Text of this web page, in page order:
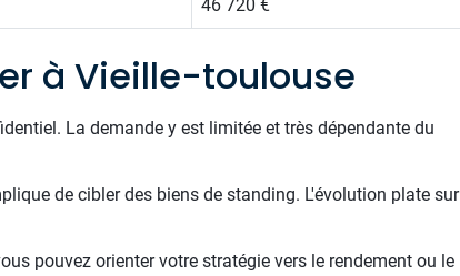
46 720 €
à Vieille-toulouse
La demande y est limitée et très dépendante du
de cibler des biens de standing. L'évolution plate sur
pouvez orienter votre stratégie vers le rendement ou le